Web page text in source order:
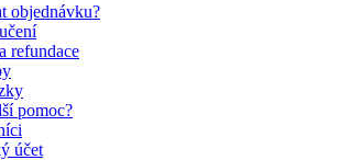
objednávku?
refundace
pomoc?
účet